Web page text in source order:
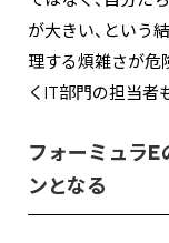
が大きい、という
理する煩雑さが危
くIT部門の担当者
フォーミュラE
ンとなる